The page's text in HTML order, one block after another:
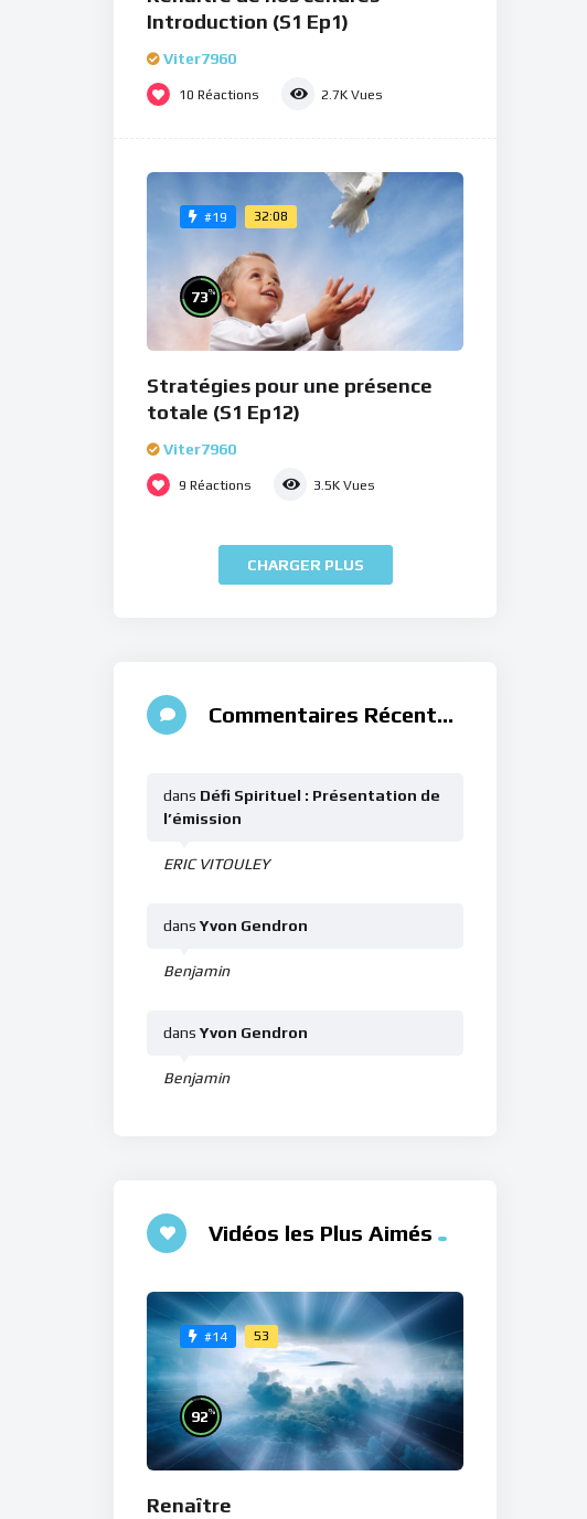
Introduction (S1 Ep1)
Viter7960
10 Réactions 2.7K Vues
#19 32:08
73%
Stratégies pour une présence
totale (S1 Ep12)
Viter7960
9 Réactions 3.5K Vues
CHARGER PLUS
Commentaires Récents
ERIC VITOULEY
dans Défi Spirituel : Présentation de
l’émission
Benjamin
dansYvon Gendron
Benjamin
dansYvon Gendron
Vidéos les Plus Aimés
#14 53
92%
Renaître